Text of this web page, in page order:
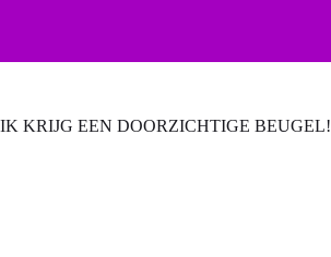
IK KRIJG EEN DOORZICHTIGE BEUGEL!